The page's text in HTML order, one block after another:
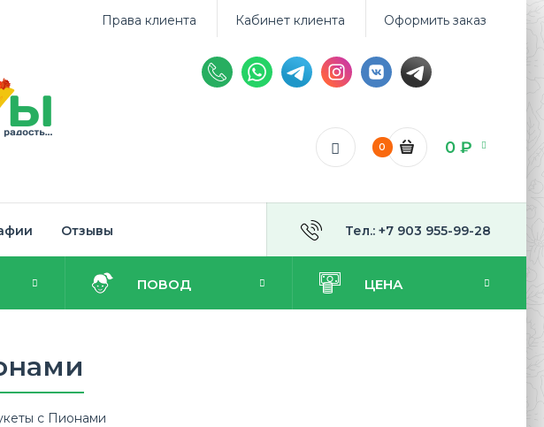
Права клиента Кабинет клиента Оформить заказ
0 0 ₽
Отзывы Тел.: +7 903 955-99-28
ПОВОД ЦЕНА
с Пионами